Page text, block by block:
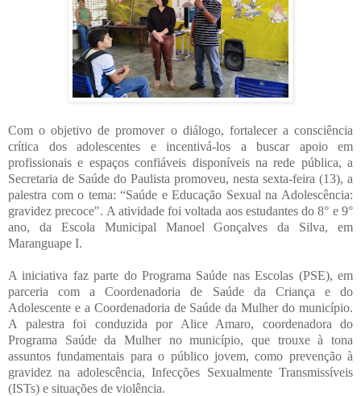
Com o objetivo de promover o diálogo, fortalecer a consciência
crítica dos adolescentes e incentivá-los a buscar apoio em
profissionais e espaços confiáveis disponíveis na rede pública, a
Secretaria de Saúde do Paulista promoveu, nesta sexta-feira (13), a
palestra com o tema: “Saúde e Educação Sexual na Adolescência:
gravidez precoce". A atividade foi voltada aos estudantes do 8° e 9°
ano, da Escola Municipal Manoel Gonçalves da Silva, em
Maranguape I.
A iniciativa faz parte do Programa Saúde nas Escolas (PSE), em
parceria com a Coordenadoria de Saúde da Criança e do
Adolescente e a Coordenadoria de Saúde da Mulher do município.
A palestra foi conduzida por Alice Amaro, coordenadora do
Programa Saúde da Mulher no município, que trouxe à tona
assuntos fundamentais para o público jovem, como prevenção à
gravidez na adolescência, Infecções Sexualmente Transmissíveis
(ISTs) e situações de violência.